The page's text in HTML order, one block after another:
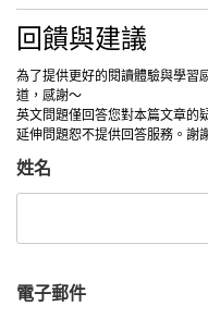
回饋與建議
為了提供更好的閱讀體驗與學習
道，感謝～
英文問題僅回答您對本篇文章的
延伸問題恕不提供回答服務。謝
姓名
電子郵件